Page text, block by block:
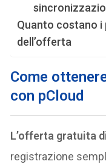
Quanto costano i
dell’offerta
Come
con pCloud
L’offerta gratuita
registrazione